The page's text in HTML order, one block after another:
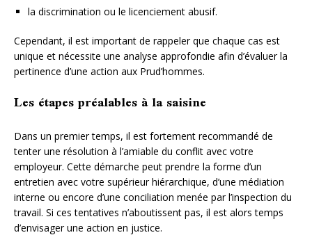
la discrimination ou le licenciement abusif.
Cependant, il est important de rappeler que chaque cas est
unique et nécessite une analyse approfondie afin d’évaluer la
pertinence d’une action aux Prud’hommes.
Les étapes préalables à la saisine
Dans un premier temps, il est fortement recommandé de
tenter une résolution à l’amiable du conflit avec votre
employeur. Cette démarche peut prendre la forme d’un
entretien avec votre supérieur hiérarchique, d’une médiation
interne ou encore d’une conciliation menée par l’inspection du
travail. Si ces tentatives n’aboutissent pas, il est alors temps
d’envisager une action en justice.